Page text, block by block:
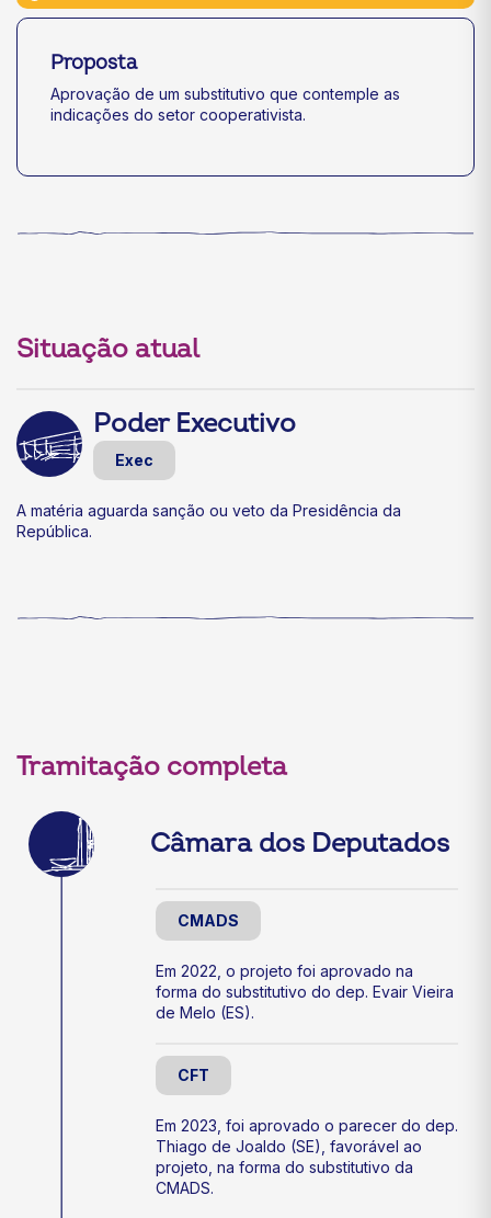
Proposta
Aprovação de um substitutivo que contemple as
indicações do setor cooperativista.
Situação atual
Poder Executivo
Exec
A matéria aguarda sanção ou veto da Presidência da
República.
Tramitação completa
Câmara dos Deputados
CMADS
Em 2022, o projeto foi aprovado na
forma do substitutivo do dep. Evair Vieira
de Melo (ES).
CFT
Em 2023, foi aprovado o parecer do dep.
Thiago de Joaldo (SE), favorável ao
projeto, na forma do substitutivo da
CMADS.